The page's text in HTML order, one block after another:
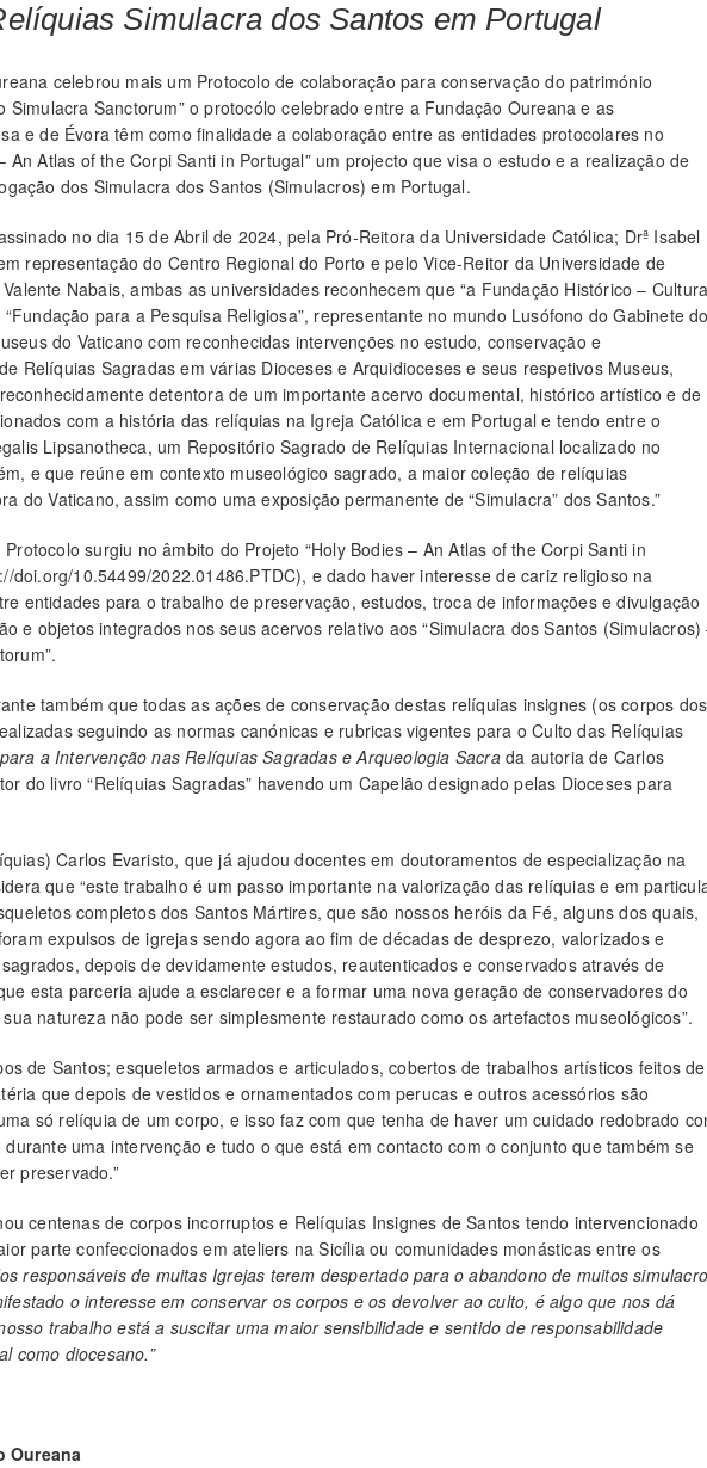
Simulacra dos Santos em Portugal
celebrou mais um Protocolo de colaboração para conservação do património
Simulacra Sanctorum” o protocólo celebrado entre a Fundação Oureana e as
e de Évora têm como finalidade a colaboração entre as entidades protocolares no
An Atlas of the Corpi Santi in Portugal” um projecto que visa o estudo e a realização de
dos Simulacra dos Santos (Simulacros) em Portugal.
no dia 15 de Abril de 2024, pela Pró-Reitora da Universidade Católica; Drª Isabel
representação do Centro Regional do Porto e pelo Vice-Reitor da Universidade de
Nabais, ambas as universidades reconhecem que “a Fundação Histórico –
para a Pesquisa Religiosa”, representante no mundo Lusófono do Gabinete
do Vaticano com reconhecidas intervenções no estudo, conservação e
Relíquias Sagradas em várias Dioceses e Arquidioceses e seus respetivos Museus,
detentora de um importante acervo documental, histórico artístico e de
com a história das relíquias na Igreja Católica e em Portugal e tendo entre o
Lipsanotheca, um Repositório Sagrado de Relíquias Internacional localizado no
e que reúne em contexto museológico sagrado, a maior coleção de relíquias
do Vaticano, assim como uma exposição permanente de “Simulacra” dos Santos.”
surgiu no âmbito do Projeto “Holy Bodies – An Atlas of the Corpi Santi in
doi.org/10.54499/2022.01486.PTDC), e dado haver interesse de cariz religioso na
entidades para o trabalho de preservação, estudos, troca de informações e divulgação
e objetos integrados nos seus acervos relativo aos “Simulacra dos Santos (Simulacros)
também que todas as ações de conservação destas relíquias insignes (os corpos dos
seguindo as normas canónicas e rubricas vigentes para o Culto das Relíquias
a Intervenção nas Relíquias Sagradas e Arqueologia Sacrada autoria de Carlos
do livro “Relíquias Sagradas” havendo um Capelão designado pelas Dioceses para
Carlos Evaristo, que já ajudou docentes em doutoramentos de especialização na
que “este trabalho é um passo importante na valorização das relíquias e em
completos dos Santos Mártires, que são nossos heróis da Fé, alguns dos quais,
expulsos de igrejas sendo agora ao fim de décadas de desprezo, valorizados e
depois de devidamente estudos, reautenticados e conservados através de
esta parceria ajude a esclarecer e a formar uma nova geração de conservadores do
natureza não pode ser simplesmente restaurado como os artefactos museológicos”.
de Santos; esqueletos armados e articulados, cobertos de trabalhos artísticos feitos de
que depois de vestidos e ornamentados com perucas e outros acessórios são
só relíquia de um corpo, e isso faz com que tenha de haver um cuidado redobrado
uma intervenção e tudo o que está em contacto com o conjunto que também se
preservado.”
centenas de corpos incorruptos e Relíquias Insignes de Santos tendo intervencionado
parte confeccionados em ateliers na Sicília ou comunidades monásticas entre os
responsáveis de muitas Igrejas terem despertado para o abandono de muitos
o interesse em conservar os corpos e os devolver ao culto, é algo que nos dá
trabalho está a suscitar uma maior sensibilidade e sentido de responsabilidade
como diocesano.”
Oureana